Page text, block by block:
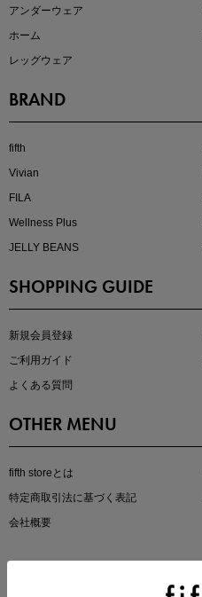
近日販売のアイテムを先見せ
真夏のオフィスカジュアル
アンダーウェア
ホーム
レッグウェア
BRAND
fifth
Vivian
FILA
Wellness Plus
JELLY BEANS
SHOPPING GUIDE
新規会員登録
ご利用ガイド
よくある質問
OTHER MENU
fifth storeとは
特定商取引法に基づく表記
会社概要